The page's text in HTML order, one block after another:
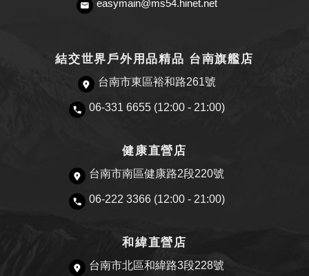
easymain@ms54.hinet.net
結交世界戶外用品精品 台南旗艦店
台南市東區裕和路261號
06-331 6655 (12:00 - 21:00)
健康直營店
台南市南區健康路2段220號
06-222 3366 (12:00 - 21:00)
和緯直營店
台南市北區和緯路3段228號